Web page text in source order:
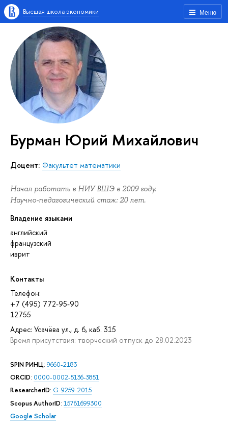
Меню
Высшая школа экономики
Бурман Юрий Михайлович
Доцент: Факультет математики
Начал работать в НИУ ВШЭ в 2009 году.
Научно-педагогический стаж: 20 лет.
Владение языками
английский
французский
иврит
Контакты
Телефон:
+7 (495) 772-95-90
12755
Адрес: Усачёва ул., д. 6, каб. 315
Время присутствия: творческий отпуск до 28.02.2023
SPIN РИНЦ: 9660-2183
ORCID: 0000-0002-5136-3851
ResearcherID: G-9259-2015
Scopus AuthorID: 15761699300
Google Scholar